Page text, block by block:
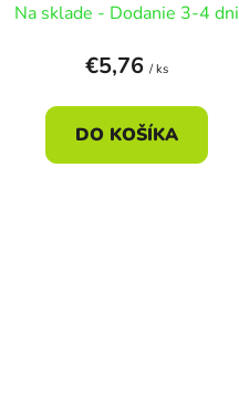
Na sklade - Dodanie 3-4 dni
€5,76 / ks
DO KOŠÍKA